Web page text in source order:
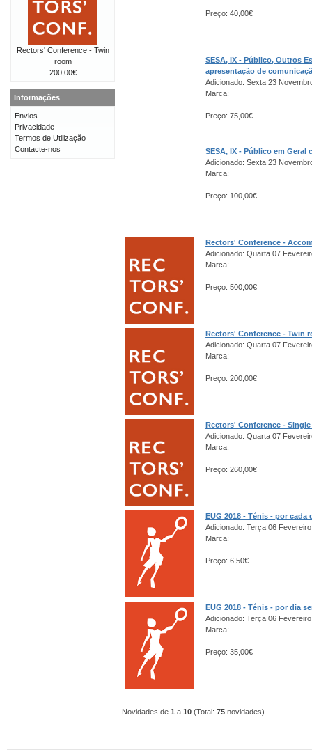
Preço: 40,00€
SESA, IX - Público, Outros
apresentação de
Adicionado: Sexta 23
Marca:
Preço: 75,00€
SESA, IX - Público em
Adicionado: Sexta 23
Marca:
Preço: 100,00€
Rectors' Conference -
Adicionado: Quarta 07
Marca:
Preço: 500,00€
Rectors' Conference - Twin
Adicionado: Quarta 07
Marca:
Preço: 200,00€
Rectors' Conference -
Adicionado: Quarta 07
Marca:
Preço: 260,00€
EUG 2018 - Ténis - por
Adicionado: Terça 06
Marca:
Preço: 6,50€
EUG 2018 - Ténis - por dia
Adicionado: Terça 06
Marca:
Preço: 35,00€
Novidades de 1 a 10 (Total: 75 novidades)
Rectors' Conference - Twin
room
200,00€
Informações
Envios
Privacidade
Termos de Utilização
Contacte-nos